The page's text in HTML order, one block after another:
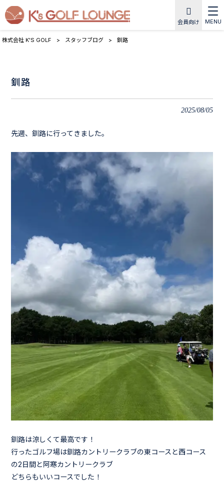
会員向け MENU
株式会社 K'S GOLF > スタッフブログ > 釧路
釧路
2025/08/05
先週、釧路に行ってきました。
釧路は涼しくて最高です！
行ったゴルフ場は釧路カントリークラブの東コースと西コース
の2日間と阿寒カントリークラブ
どちらもいいコースでした！